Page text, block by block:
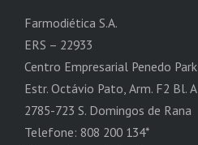
Farmodiética S.A.
ERS – 22933
Centro Empresarial Penedo Park
Estr. Octávio Pato, Arm. F2 Bl. A
2785-723 S. Domingos de Rana
Telefone: 808 200 134*